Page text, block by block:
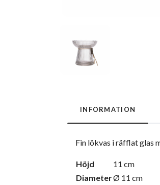
INFORMATION
Fin lökvas i räfflat glas
Höjd
11 cm
DiameterØ 11 cm